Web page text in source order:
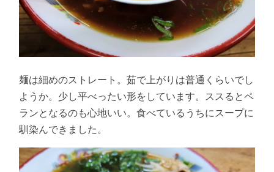
麺は細めのストレート。茹で上がりは普通くらいでし
ようか。少し平べったい形をしています。ススるとペ
ランとなるのも心地いい。食べているうちにスープに
馴染んできました。